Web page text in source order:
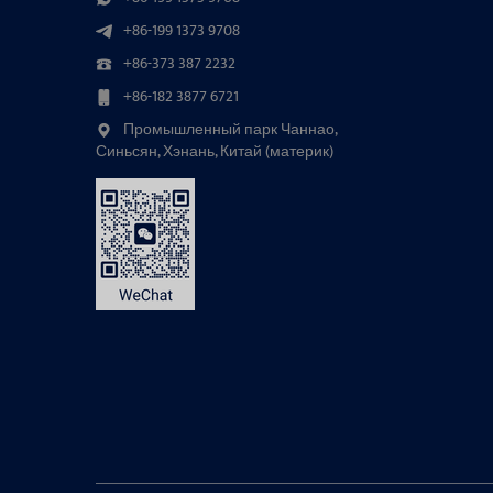
+86-199 1373 9708
+86-373 387 2232
+86-182 3877 6721
Промышленный парк Чаннао,
Синьсян, Хэнань, Китай (материк)